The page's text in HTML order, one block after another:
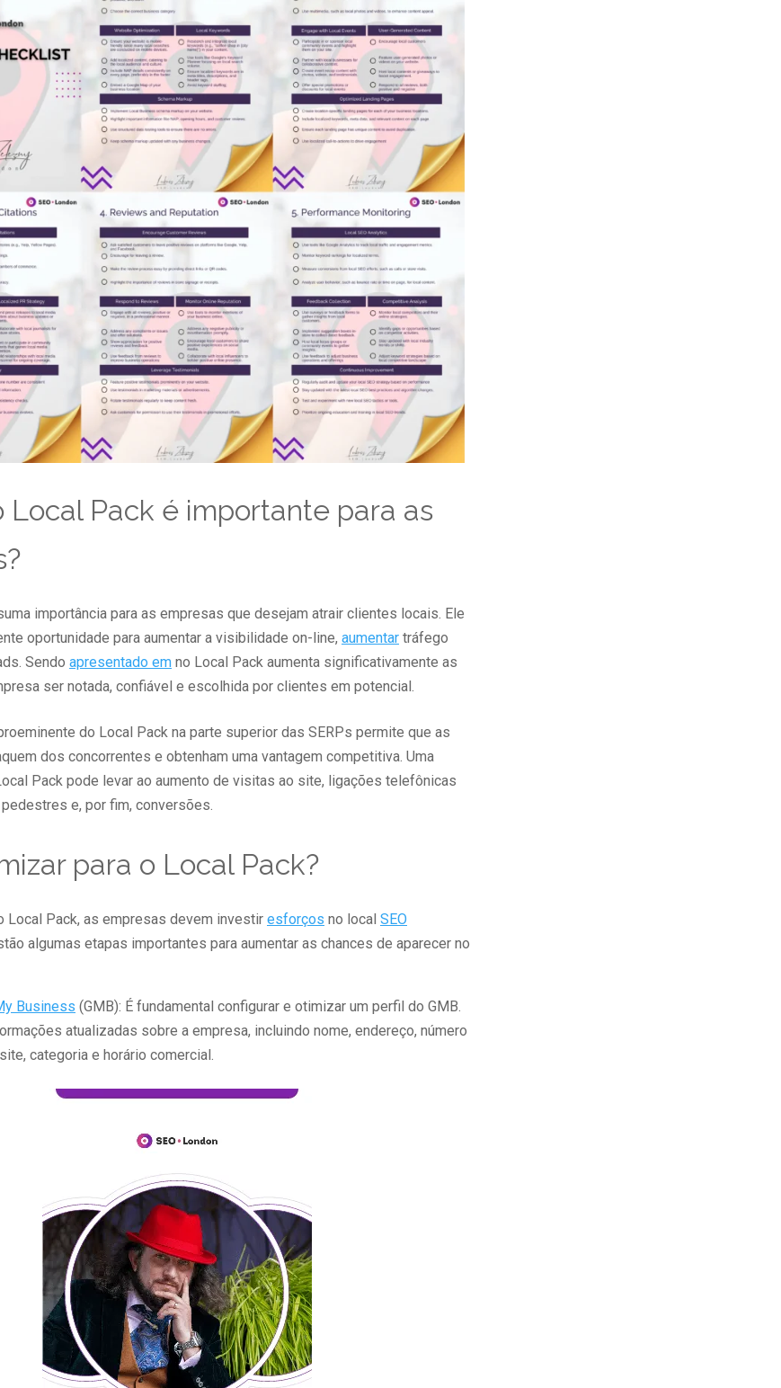
Local Pack é importante para as
importância para as empresas que desejam atrair clientes locais. Ele
oportunidade para aumentar a visibilidade on-line, aumentar tráfego
Sendo apresentado em no Local Pack aumenta significativamente as
ser notada, confiável e escolhida por clientes em potencial.
do Local Pack na parte superior das SERPs permite que as
dos concorrentes e obtenham uma vantagem competitiva. Uma
Pack pode levar ao aumento de visitas ao site, ligações telefônicas
e, por fim, conversões.
para o Local Pack?
Local Pack, as empresas devem investir esforços no local SEO
algumas etapas importantes para aumentar as chances de aparecer no
Business (GMB): É fundamental configurar e otimizar um perfil do GMB.
atualizadas sobre a empresa, incluindo nome, endereço, número
categoria e horário comercial.